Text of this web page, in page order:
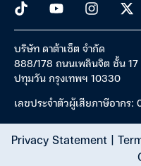
บริษัท ดาต้าเซ็ต จำกัด
888/178 ถนนเพลินจิต ชั้น
ปทุมวัน กรุงเทพฯ 10330
เลขประจำตัวผู้เสียภาษีอาก
Privacy Statement|